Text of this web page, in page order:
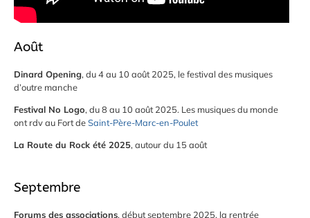
Août
Dinard Opening, du 4 au 10 août 2025, le festival des musiques
d’outre manche
Festival No Logo, du 8 au 10 août 2025. Les musiques du monde
ont rdv au Fort deSaint-Père-Marc-en-Poulet
La Route du Rock été 2025, autour du 15 août
Septembre
Forums des associations, début septembre 2025, la rentrée